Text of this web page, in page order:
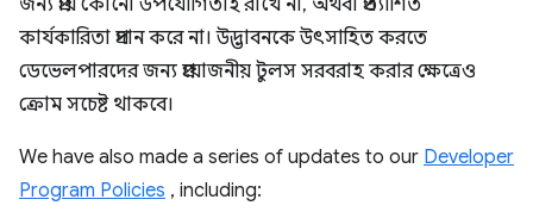
জন্য প্রায় কোনো উপযোগিতাই রাখে না, অথবা প্রত্যাশিত
কার্যকারিতা প্রদান করে না। উদ্ভাবনকে উৎসাহিত করতে
ডেভেলপারদের জন্য প্রয়োজনীয় টুলস সরবরাহ করার ক্ষেত্রেও
ক্রোম সচেষ্ট থাকবে।
We have also made a series of updates to our Developer
Program Policies , including: